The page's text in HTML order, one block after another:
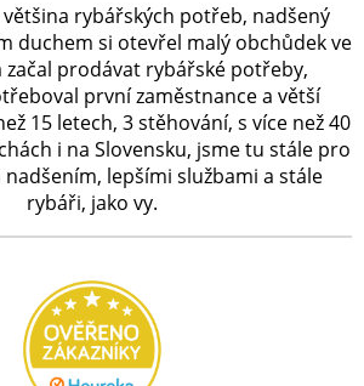
rybářských potřeb, nadšený
duchem si otevřel malý obchůdek ve
začal prodávat rybářské potřeby,
první zaměstnance a větší
15 letech, 3 stěhování, s více než 40
i na Slovensku, jsme tu stále pro
nadšením, lepšími službami a stále
rybáři, jako vy.